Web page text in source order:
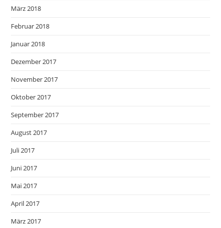
März 2018
Februar 2018
Januar 2018
Dezember 2017
November 2017
Oktober 2017
September 2017
August 2017
Juli 2017
Juni 2017
Mai 2017
April 2017
März 2017